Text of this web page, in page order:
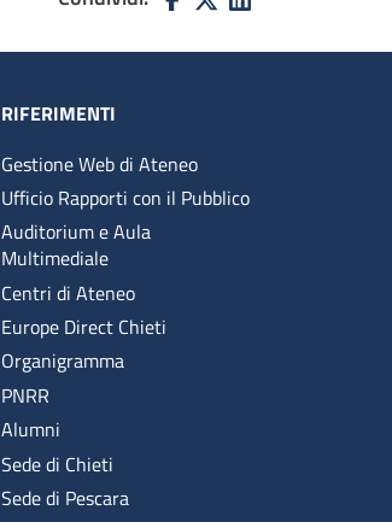
RIFERIMENTI
Gestione Web di Ateneo
Ufficio Rapporti con il Pubblico
Auditorium e Aula
Multimediale
Centri di Ateneo
Europe Direct Chieti
Organigramma
PNRR
Alumni
Sede di Chieti
Sede di Pescara